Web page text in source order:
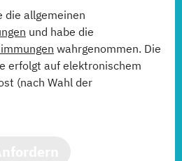
EN)
die allgemeinen
und habe die
wahrgenommen. Die
erfolgt auf elektronischem
(nach Wahl der